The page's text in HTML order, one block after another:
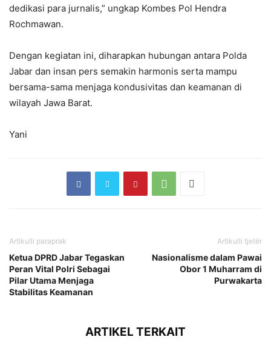
dedikasi para jurnalis,” ungkap Kombes Pol Hendra
Rochmawan.
Dengan kegiatan ini, diharapkan hubungan antara Polda
Jabar dan insan pers semakin harmonis serta mampu
bersama-sama menjaga kondusivitas dan keamanan di
wilayah Jawa Barat.
Yani
Artikulli paraprak
Ketua DPRD Jabar Tegaskan
Peran Vital Polri Sebagai
Pilar Utama Menjaga
Stabilitas Keamanan
Artikulli tjetër
Nasionalisme dalam Pawai
Obor 1 Muharram di
Purwakarta
ARTIKEL TERKAIT